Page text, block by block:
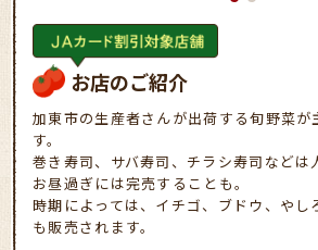
お店のご紹介
加東市の生産者さんが出荷する旬野菜が
す。
巻き寿司、サバ寿司、チラシ寿司などは
お昼過ぎには完売することも。
時期によっては、イチゴ、ブドウ、やし
も販売されます。